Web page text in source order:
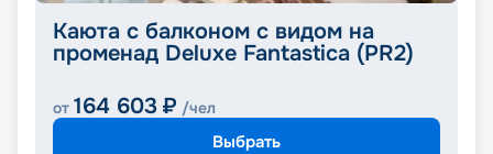
Каюта с балконом с видом на
променад Deluxe Fantastica (PR2)
от 164 603 ₽ /чел
Выбрать